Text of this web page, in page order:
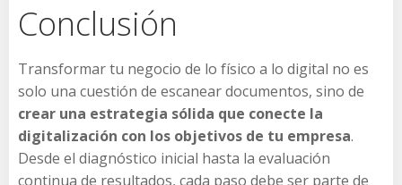
Conclusión
Transformar tu negocio de lo físico a lo digital no es
solo una cuestión de escanear documentos, sino de
crear una estrategia sólida que conecte la
digitalización con los objetivos de tu empresa.
Desde el diagnóstico inicial hasta la evaluación
continua de resultados, cada paso debe ser parte de